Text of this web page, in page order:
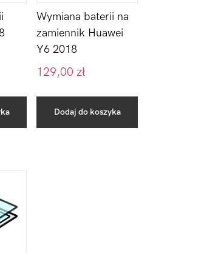
Wymiana baterii na
zamiennik Huawei
Y6 2018
129,00zł
Dodaj do koszyka